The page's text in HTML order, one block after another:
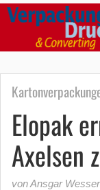
Elopak
Axelsen
von Ansgar